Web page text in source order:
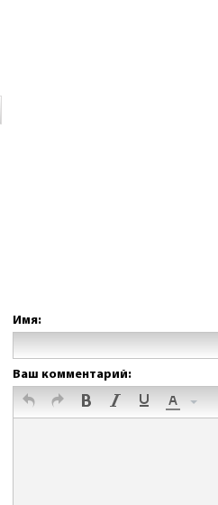
Имя:
Ваш комментарий: